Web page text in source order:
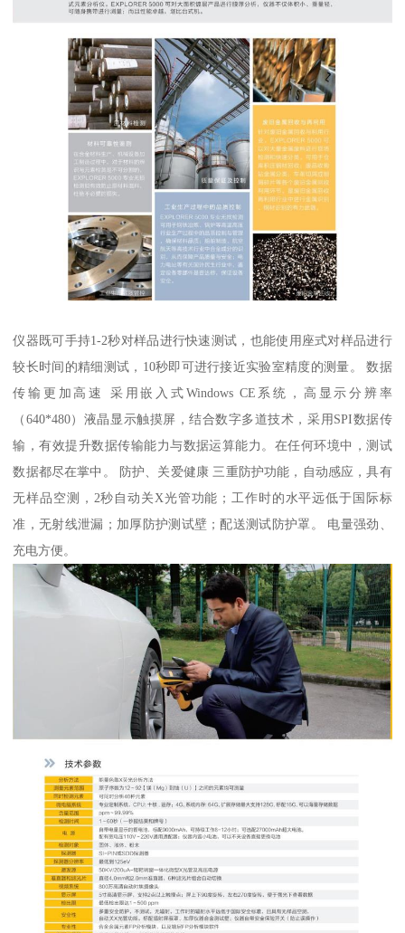
仪器既可手持1-2秒对样品进行快速测试，也能使用座式对样品进行
较长时间的精细测试，10秒即可进行接近实验室精度的测量。 数据
传输更加高速 采用嵌入式Windows CE系统，高显示分辨率
（640*480）液晶显示触摸屏，结合数字多道技术，采用SPI数据传
输，有效提升数据传输能力与数据运算能力。在任何环境中，测试
数据都尽在掌中。 防护、关爱健康 三重防护功能，自动感应，具有
无样品空测，2秒自动关X光管功能；工作时的水平远低于国际标
准，无射线泄漏；加厚防护测试壁；配送测试防护罩。 电量强劲、
充电方便。